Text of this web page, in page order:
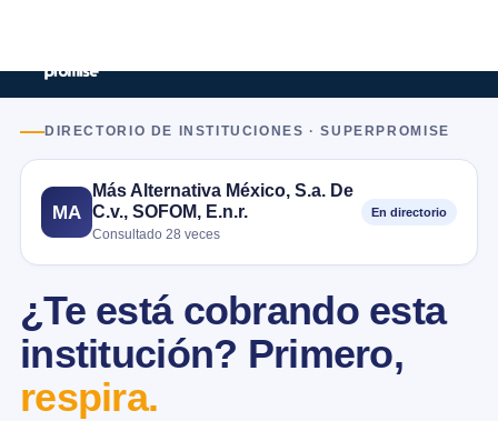
DIRECTORIO DE INSTITUCIONES · SUPERPROMISE
MA
Más Alternativa México, S.a. De
C.v., SOFOM, E.n.r.
Consultado 28 veces
En directorio
¿Te está cobrando esta
institución? Primero,
respira.